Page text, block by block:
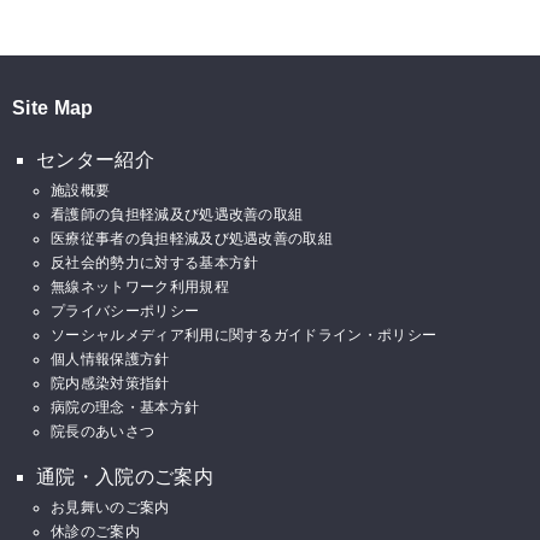
Site Map
センター紹介
施設概要
看護師の負担軽減及び処遇改善の取組
医療従事者の負担軽減及び処遇改善の取組
反社会的勢力に対する基本方針
無線ネットワーク利用規程
プライバシーポリシー
ソーシャルメディア利用に関するガイドライン・ポリシー
個人情報保護方針
院内感染対策指針
病院の理念・基本方針
院長のあいさつ
通院・入院のご案内
お見舞いのご案内
休診のご案内